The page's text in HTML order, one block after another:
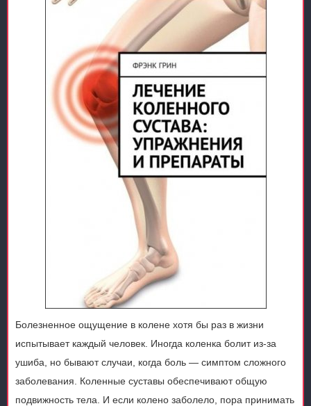
Болезненное ощущение в колене хотя бы раз в жизни
испытывает каждый человек. Иногда коленка болит из-за
ушиба, но бывают случаи, когда боль — симптом сложного
заболевания. Коленные суставы обеспечивают общую
подвижность тела. И если колено заболело, пора принимать